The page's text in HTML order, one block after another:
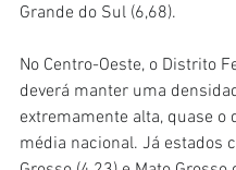
Grande do Sul (6,68).
No Centro-Oeste, o Distrito
deverá manter uma
extremamente alta, quase o
média nacional. Já estados